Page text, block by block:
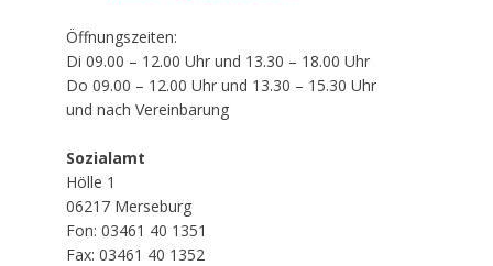
Öffnungszeiten:
Di 09.00 – 12.00 Uhr und 13.30 – 18.00 Uhr
Do 09.00 – 12.00 Uhr und 13.30 – 15.30 Uhr
und nach Vereinbarung
Sozialamt
Hölle 1
06217 Merseburg
Fon: 03461 40 1351
Fax: 03461 40 1352